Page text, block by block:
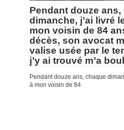
Pendant douze ans,
dimanche, j’ai livré
mon voisin de 84
décès, son avocat
valise usée par le
j’y ai trouvé m’a
Pendant douze ans, chaque
à mon voisin de 84